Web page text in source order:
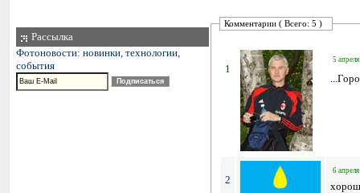
Рассылка
Фотоновости: новинки, технологии,
события
Комментарии ( Всего: 5 )
1
5
2
6